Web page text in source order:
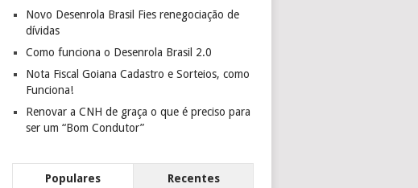
Novo Desenrola Brasil Fies renegociação de
dívidas
Como funciona o Desenrola Brasil 2.0
Nota Fiscal Goiana Cadastro e Sorteios, como
Funciona!
Renovar a CNH de graça o que é preciso para
ser um “Bom Condutor”
Populares Recentes